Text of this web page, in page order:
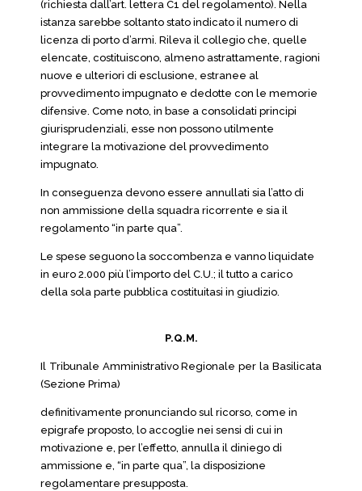
(richiesta dall’art. lettera C1 del regolamento). Nella
istanza sarebbe soltanto stato indicato il numero di
licenza di porto d’armi. Rileva il collegio che, quelle
elencate, costituiscono, almeno astrattamente, ragioni
nuove e ulteriori di esclusione, estranee al
provvedimento impugnato e dedotte con le memorie
difensive. Come noto, in base a consolidati principi
giurisprudenziali, esse non possono utilmente
integrare la motivazione del provvedimento
impugnato.
In conseguenza devono essere annullati sia l’atto di
non ammissione della squadra ricorrente e sia il
regolamento “in parte qua”.
Le spese seguono la soccombenza e vanno liquidate
in euro 2.000 più l’importo del C.U.; il tutto a carico
della sola parte pubblica costituitasi in giudizio.
P.Q.M.
Il Tribunale Amministrativo Regionale per la Basilicata
(Sezione Prima)
definitivamente pronunciando sul ricorso, come in
epigrafe proposto, lo accoglie nei sensi di cui in
motivazione e, per l’effetto, annulla il diniego di
ammissione e, “in parte qua”, la disposizione
regolamentare presupposta.